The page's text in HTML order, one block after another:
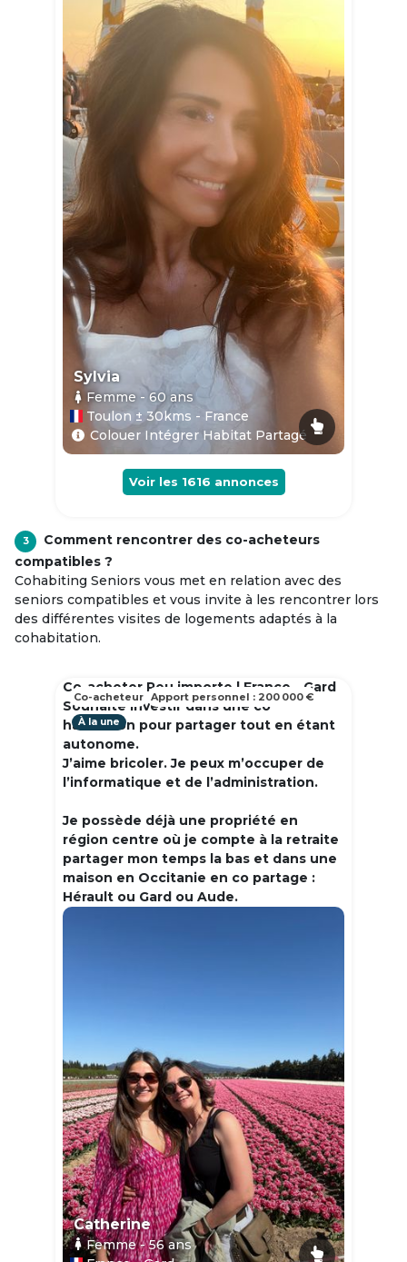
Sylvia
Femme - 60ans
Toulon ± 30kms - France
Colouer Intégrer Habitat Partagé
Voir les 1616 annonces
3
Comment rencontrer des co-acheteurs
compatibles ?
Cohabiting Seniors vous met en relation avec des
seniors compatibles et vous invite à les rencontrer lors
des différentes visites de logements adaptés à la
cohabitation.
Co-acheter Peu importe | France - Gard
Souhaite investir dans une co
habitation pour partager tout en étant
autonome.
J’aime bricoler. Je peux m’occuper de
l’informatique et de l’administration.
Je possède déjà une propriété en
région centre où je compte à la retraite
partager mon temps la bas et dans une
maison en Occitanie en co partage :
Hérault ou Gard ou Aude.
À la une
Catherine
Femme- 56ans
Co-acheteur Apport personnel : 200 000 €